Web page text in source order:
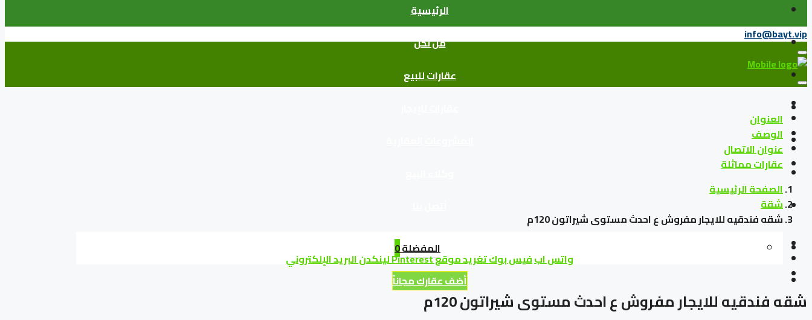
الرئيسية
من نحن
عقارات للبيع
المفضلة0
أضف عقارك مجاناً
info@bayt.vip
العنوان
الوصف
عنوان الاتصال
عقارات مماثلة
الصفحة الرئيسية
شقة
شقه فندقيه للايجار مفروش ع احدث مستوى شيراتون 120م
واتس ابفيس بوكتغريدموقع Pinterest لينكدنالبريد الإلكتروني
شقه فندقيه للايجار مفروش ع احدث مستوى شيراتون 120م